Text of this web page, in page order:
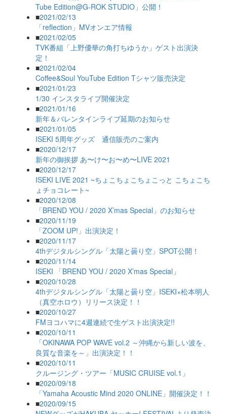
Tube Edition@G-ROK STUDIO」公開！
■2021/02/13
「reflection」MVオンエア情報
■2021/02/05
TVK番組「上野優華の角打ちゆうか」ゲスト出演決
定！
■2021/02/04
Coffee&Soul YouTube Edition Tシャツ販売決定
■2021/01/23
1/30 インスタライブ開催決定
■2021/01/16
新年＆バレンタインライブ延期のお知らせ
■2021/01/05
ISEKI 5周年グッズ 通信販売のご案内
■2020/12/17
新年の御挨拶 あ〜け〜お〜め〜LIVE 2021
■2020/12/17
ISEKI LIVE 2021 ~ちょこちょこちょこっと こちょこち
ょチョコレート~
■2020/12/08
「BREND YOU / 2020 X’mas Special」のお知らせ
■2020/11/19
「ZOOM UP!」出演決定！
■2020/11/17
4thデジタルシングル「太陽と曇り空」SPOT公開！
■2020/11/14
ISEKI 「BREND YOU / 2020 X’mas Special」
■2020/10/28
4thデジタルシングル「太陽と曇り空」ISEKI×松本明人
（真空ホロウ）リリース決定！！
■2020/10/27
FMヨコハマに4週連続で生ゲスト出演決定!!
■2020/10/11
「OKINAWA POP WAVE vol.2 ～沖縄から新しい波を、
良質な音楽を～」出演決定！！
■2020/10/11
クルージング・ツアー「MUSIC CRUISE vol.1」
■2020/09/18
「Yamaha Acoustic Mind 2020 ONLINE」開催決定！！
■2020/09/15